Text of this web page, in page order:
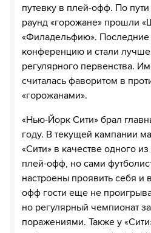
путевку в плей-офф. По
раунд «горожане» прошли
«Филадельфию».
конференцию и стали
регулярного первенства.
считалась фаворитом в
«горожанами».
«Нью-Йорк Сити» брал
году. В текущей кампании
«Сити» в качестве одного
плей-офф, но сами
настроены проявить себя и
офф гости еще не
но регулярный чемпионат
поражениями. Также у